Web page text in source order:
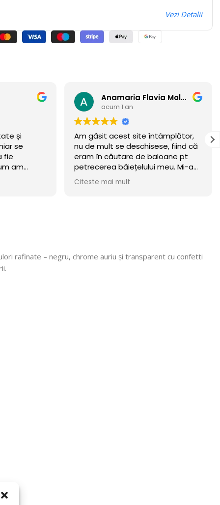
Vezi Detalii
și
se
fie
am
Anamaria Flavia Moldovan
acum 1 an
Am găsit acest site întâmplător,
nu de mult se deschisese, fiind că
eram în căutare de baloane pt
petrecerea băiețelului meu. Mi-am
incercat norocul și a meritat.
Baloanele sunt chiar wow 🏆
Citeste mai mult
rafinate – negru, chrome auriu și transparent cu confetti